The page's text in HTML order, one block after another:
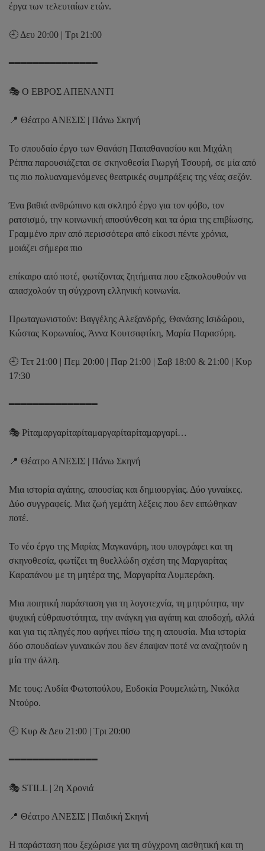
έργα των τελευταίων ετών.
🕘 Δευ 20:00 | Τρι 21:00
━━━━━━━━━━━━━━━
🎭 Ο ΕΒΡΟΣ ΑΠΕΝΑΝΤΙ
📍 Θέατρο ΑΝΕΣΙΣ | Πάνω Σκηνή
Το σπουδαίο έργο των Θανάση Παπαθανασίου και Μιχάλη
Ρέππα παρουσιάζεται σε σκηνοθεσία Γιωργή Τσουρή, σε μία από
τις πιο πολυαναμενόμενες θεατρικές συμπράξεις της νέας σεζόν.
Ένα βαθιά ανθρώπινο και σκληρό έργο για τον φόβο, τον
ρατσισμό, την κοινωνική αποσύνθεση και τα όρια της επιβίωσης.
Γραμμένο πριν από περισσότερα από είκοσι πέντε χρόνια,
μοιάζει σήμερα πιο
επίκαιρο από ποτέ, φωτίζοντας ζητήματα που εξακολουθούν να
απασχολούν τη σύγχρονη ελληνική κοινωνία.
Πρωταγωνιστούν: Βαγγέλης Αλεξανδρής, Θανάσης Ισιδώρου,
Κώστας Κορωναίος, Άννα Κουτσαφτίκη, Μαρία Παρασύρη.
🕘 Τετ 21:00 | Πεμ 20:00 | Παρ 21:00 | Σαβ 18:00 & 21:00 | Κυρ
17:30
━━━━━━━━━━━━━━━
🎭 Ρίταμαργαρίταρίταμαργαρίταρίταμαργαρί…
📍 Θέατρο ΑΝΕΣΙΣ | Πάνω Σκηνή
Μια ιστορία αγάπης, απουσίας και δημιουργίας. Δύο γυναίκες.
Δύο συγγραφείς. Μια ζωή γεμάτη λέξεις που δεν ειπώθηκαν
ποτέ.
Το νέο έργο της Μαρίας Μαγκανάρη, που υπογράφει και τη
σκηνοθεσία, φωτίζει τη θυελλώδη σχέση της Μαργαρίτας
Καραπάνου με τη μητέρα της, Μαργαρίτα Λυμπεράκη.
Μια ποιητική παράσταση για τη λογοτεχνία, τη μητρότητα, την
ψυχική εύθραυστότητα, την ανάγκη για αγάπη και αποδοχή, αλλά
και για τις πληγές που αφήνει πίσω της η απουσία. Μια ιστορία
δύο σπουδαίων γυναικών που δεν έπαψαν ποτέ να αναζητούν η
μία την άλλη.
Με τους: Λυδία Φωτοπούλου, Ευδοκία Ρουμελιώτη, Νικόλα
Ντούρο.
🕘 Κυρ & Δευ 21:00 | Τρι 20:00
━━━━━━━━━━━━━━━
🎭 STILL | 2η Χρονιά
📍 Θέατρο ΑΝΕΣΙΣ | Παιδική Σκηνή
Η παράσταση που ξεχώρισε για τη σύγχρονη αισθητική και τη